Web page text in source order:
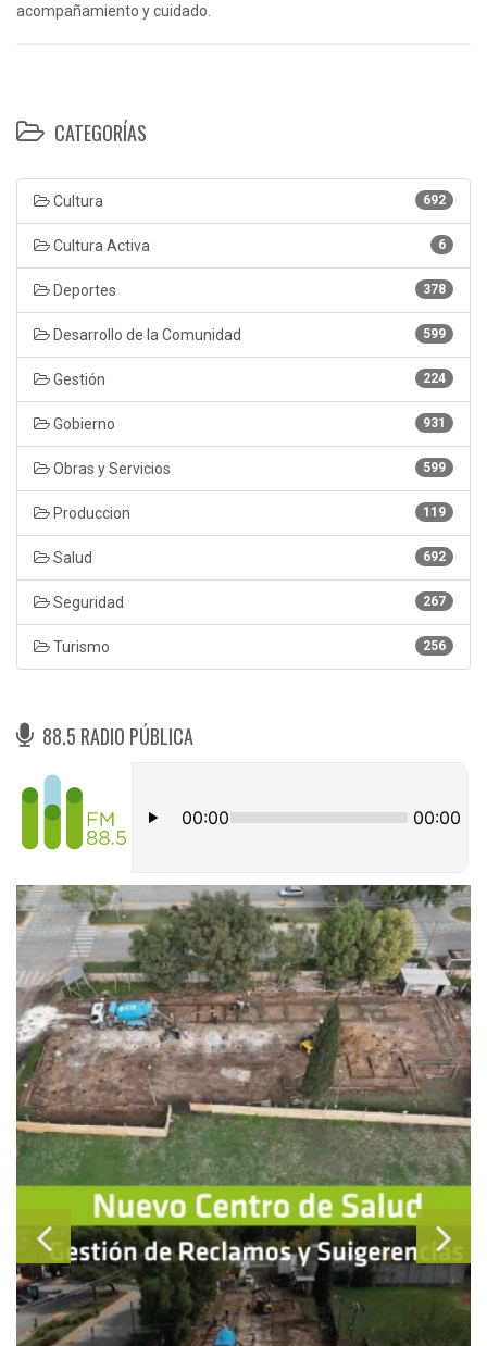
acompañamiento y cuidado.
CATEGORÍAS
692
Cultura
6
Cultura Activa
378
Deportes
599
Desarrollo de la Comunidad
224
Gestión
931
Gobierno
599
Obras y Servicios
119
Produccion
692
Salud
267
Seguridad
256
Turismo
88.5 RADIO PÚBLICA